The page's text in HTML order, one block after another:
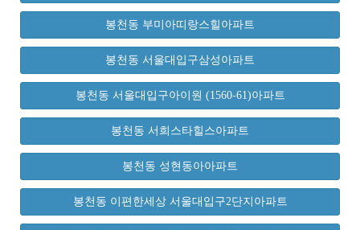
봉천동 부미아띠랑스힐아파트
봉천동 서울대입구삼성아파트
봉천동 서울대입구아이원 (1560-61)아파트
봉천동 서희스타힐스아파트
봉천동 성현동아아파트
봉천동 이편한세상 서울대입구2단지아파트